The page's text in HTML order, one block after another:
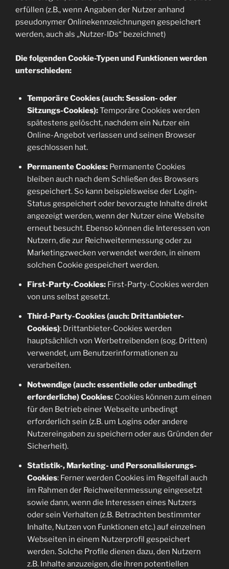
erfüllen (z.B., wenn Angaben der Nutzer anhand
pseudonymer Onlinekennzeichnungen gespeichert
werden, auch als „Nutzer-IDs“ bezeichnet)
Die folgenden Cookie-Typen und Funktionen werden
unterschieden:
Temporäre Cookies (auch: Session- oder
Sitzungs-Cookies):Temporäre Cookies werden
spätestens gelöscht, nachdem ein Nutzer ein
Online-Angebot verlassen und seinen Browser
geschlossen hat.
Permanente Cookies:Permanente Cookies
bleiben auch nach dem Schließen des Browsers
gespeichert. So kann beispielsweise der Login-
Status gespeichert oder bevorzugte Inhalte direkt
angezeigt werden, wenn der Nutzer eine Website
erneut besucht. Ebenso können die Interessen von
Nutzern, die zur Reichweitenmessung oder zu
Marketingzwecken verwendet werden, in einem
solchen Cookie gespeichert werden.
First-Party-Cookies:First-Party-Cookies werden
von uns selbst gesetzt.
Third-Party-Cookies (auch: Drittanbieter-
Cookies): Drittanbieter-Cookies werden
hauptsächlich von Werbetreibenden (sog. Dritten)
verwendet, um Benutzerinformationen zu
verarbeiten.
Notwendige (auch: essentielle oder unbedingt
erforderliche) Cookies:Cookies können zum einen
für den Betrieb einer Webseite unbedingt
erforderlich sein (z.B. um Logins oder andere
Nutzereingaben zu speichern oder aus Gründen der
Sicherheit).
Statistik-, Marketing- und Personalisierungs-
Cookies: Ferner werden Cookies im Regelfall auch
im Rahmen der Reichweitenmessung eingesetzt
sowie dann, wenn die Interessen eines Nutzers
oder sein Verhalten (z.B. Betrachten bestimmter
Inhalte, Nutzen von Funktionen etc.) auf einzelnen
Webseiten in einem Nutzerprofil gespeichert
werden. Solche Profile dienen dazu, den Nutzern
z.B. Inhalte anzuzeigen, die ihren potentiellen